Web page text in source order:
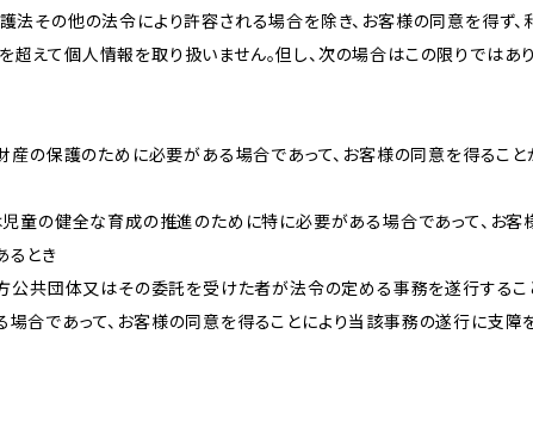
法その他の法令により許容される場合を除き、お客様の同意を得ず、
えて個人情報を取り扱いません。但し、次の場合はこの限りではあ
財産の保護のために必要がある場合であって、お客様の同意を得ること
児童の健全な育成の推進のために特に必要がある場合であって、お客
るとき
方公共団体又はその委託を受けた者が法令の定める事務を遂行するこ
合であって、お客様の同意を得ることにより当該事務の遂行に支障